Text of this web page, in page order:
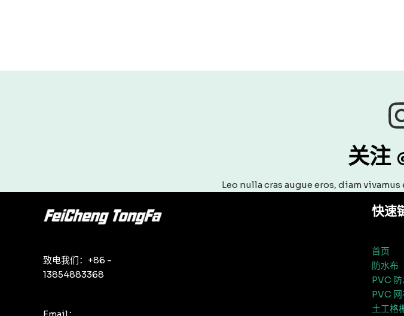
关注
Leo nulla cras augue eros, diam
致电我们：+86 -
13854883368
快速
首页
防水布
PVC
PVC 网
土工格